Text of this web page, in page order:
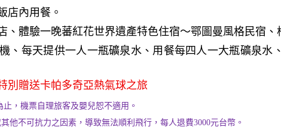
店內用餐。
、體驗一晚蕃紅花世界遺產特色住宿～鄂圖曼風格民宿
、每天提供一人一瓶礦泉水、用餐每四人一大瓶礦泉水
別贈送卡帕多奇亞熱氣球之旅
，機票自理旅客及嬰兒恕不適用。
他不可抗力之因素，導致無法順利飛行，每人退費3000元台幣。